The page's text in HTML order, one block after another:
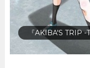
『超・少年